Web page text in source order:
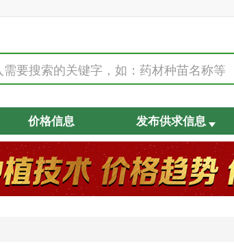
价格信息 发布供求信息